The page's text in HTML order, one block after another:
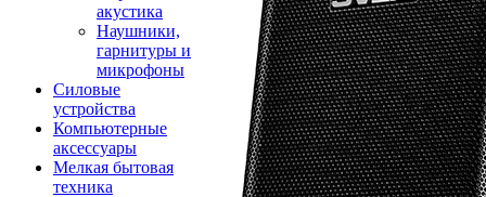
акустика
Наушники,
гарнитуры и
микрофоны
Силовые
устройства
Компьютерные
аксессуары
Мелкая бытовая
техника